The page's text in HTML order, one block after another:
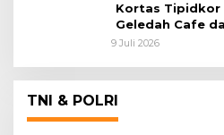
Kortas Tipidkor
Geledah Cafe
9 Juli 2026
TNI & POLRI